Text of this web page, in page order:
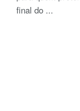
final do ...